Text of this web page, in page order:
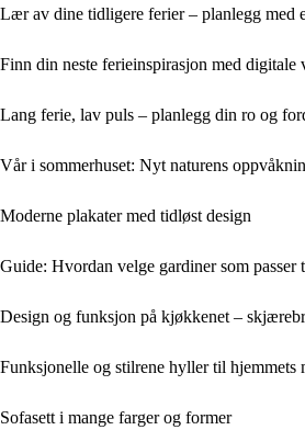
Lær av dine tidligere ferier – planlegg med
Finn din neste ferieinspirasjon med digitale
Lang ferie, lav puls – planlegg din ro og
Vår i sommerhuset: Nyt naturens
Moderne plakater med tidløst design
Guide: Hvordan velge gardiner som passer
Design og funksjon på kjøkkenet –
Funksjonelle og stilrene hyller til hjemmets
Sofasett i mange farger og former